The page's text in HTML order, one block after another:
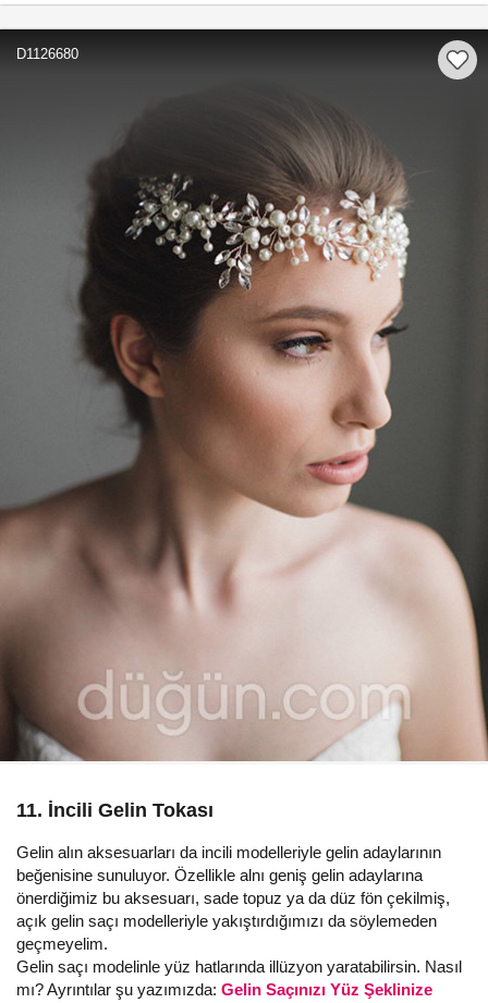
D1126680
11. İncili Gelin Tokası
Gelin alın aksesuarları da incili modelleriyle gelin adaylarının
beğenisine sunuluyor. Özellikle alnı geniş gelin adaylarına
önerdiğimiz bu aksesuarı, sade topuz ya da düz fön çekilmiş,
açık gelin saçı modelleriyle yakıştırdığımızı da söylemeden
geçmeyelim.
Gelin saçı modelinle yüz hatlarında illüzyon yaratabilirsin. Nasıl
mı? Ayrıntılar şu yazımızda: Gelin Saçınızı Yüz Şeklinize